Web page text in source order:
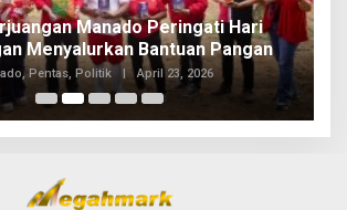
Manado Peringati Hari
Menyalurkan Bantuan Pangan
Pentas, Politik April 23, 2026